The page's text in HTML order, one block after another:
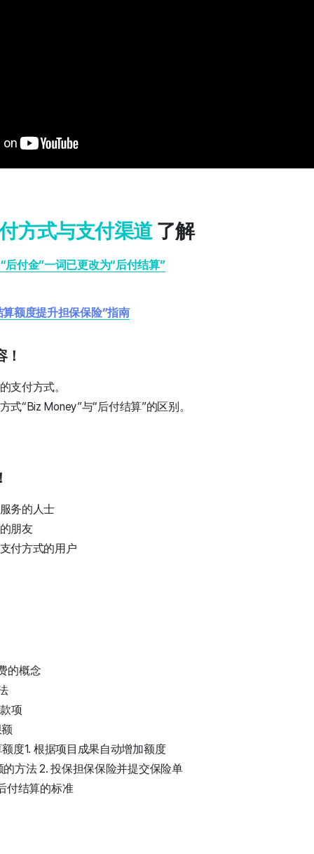
方式与支付渠道了解
付金”一词已更改为“后付结算”
额度提升担保保险”指南
支付方式。
式“Biz Money”与“后付结算”的区别。
务的人士
朋友
付方式的用户
的概念
项
度1. 根据项目成果自动增加额度
方法 2. 投保担保保险并提交保险单
付结算的标准